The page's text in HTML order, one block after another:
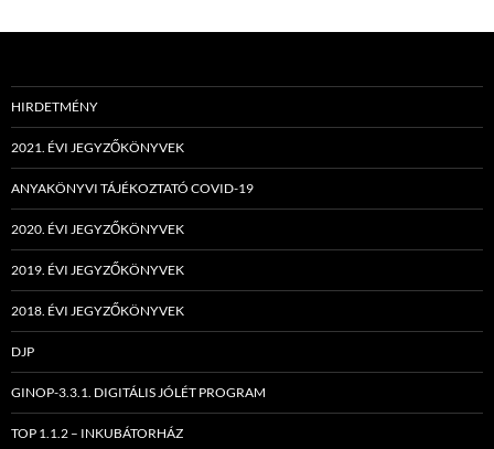
HIRDETMÉNY
2021. ÉVI JEGYZŐKÖNYVEK
ANYAKÖNYVI TÁJÉKOZTATÓ COVID-19
2020. ÉVI JEGYZŐKÖNYVEK
2019. ÉVI JEGYZŐKÖNYVEK
2018. ÉVI JEGYZŐKÖNYVEK
DJP
GINOP-3.3.1. DIGITÁLIS JÓLÉT PROGRAM
TOP 1.1.2 – INKUBÁTORHÁZ